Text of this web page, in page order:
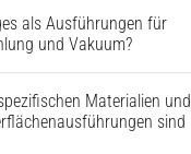
als Ausführungen für
und Vakuum?
Materialien und
sind